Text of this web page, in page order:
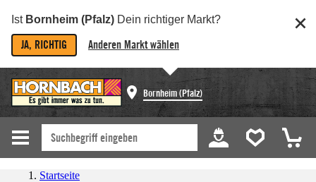
Ist Bornheim (Pfalz) Dein richtiger Markt?
JA, RICHTIG Anderen Markt wählen
Bornheim (Pfalz)
Startseite